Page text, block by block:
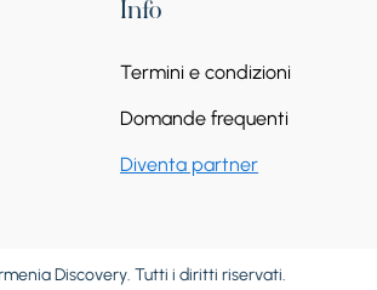
Info
Termini e condizioni
Domande frequenti
Diventa partner
Discovery. Tutti i diritti riservati.